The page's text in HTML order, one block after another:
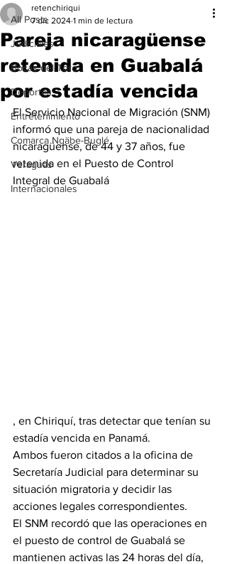
All Posts
Judiciales
Bocas del Toro
Deportes
Entretenimiento
Comarca Ngäbe-Buglé
Veraguas
Internacionales
Pareja nicaragüense
retenida en Guabalá
por estadía vencida
retenchiriqui
7 dic 2024 1 min de lectura
El Servicio Nacional de Migración (SNM)
informó que una pareja de nacionalidad
nicaragüense, de 44 y 37 años, fue
retenida en el Puesto de Control
Integral de Guabalá
, en Chiriquí, tras detectar que tenían su
estadía vencida en Panamá.
Ambos fueron citados a la oficina de
Secretaría Judicial para determinar su
situación migratoria y decidir las
acciones legales correspondientes.
El SNM recordó que las operaciones en
el puesto de control de Guabalá se
mantienen activas las 24 horas del día,